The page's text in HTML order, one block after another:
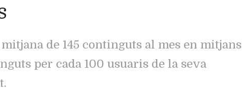
de 145 continguts al mes en mitjans
per cada 100 usuaris de la seva